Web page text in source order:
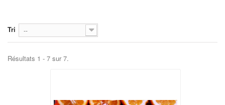
LES GELÉES
Tri --
Résultats 1 - 7 sur 7.